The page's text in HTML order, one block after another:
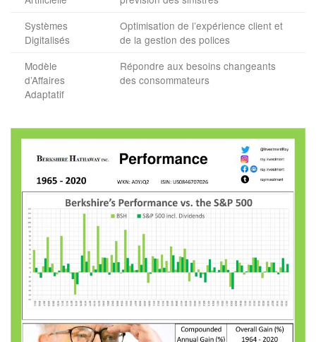
Systèmes
Digitalisés
Optimisation de l’expérience client et
de la gestion des polices
Modèle
d’Affaires
Adaptatif
Répondre aux besoins changeants
des consommateurs